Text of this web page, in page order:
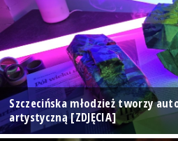
Szczecińska młodzież tworzy
artystyczną [ZDJĘCIA]